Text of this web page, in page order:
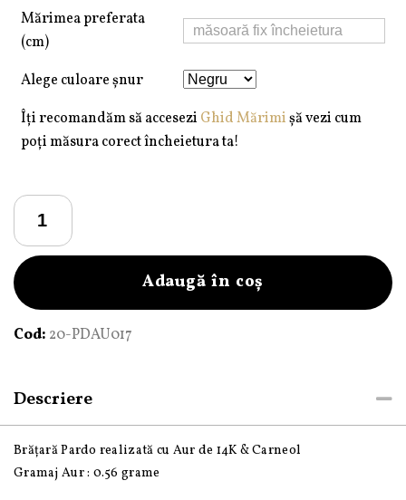
Mărimea preferata
(cm)
Alege culoare șnur
Îți recomandăm să accesezi Ghid Mărimișă vezi cum
poți măsura corect încheietura ta!
Cantitate
Brățară
Pardo
realizată
cu
șnur
de
585
14K
Adaugă în coș
Cod: 20-PDAU017
Descriere
Brățară Pardo realizată cu Aur de 14K & Carneol
Gramaj Aur : 0.56 grame